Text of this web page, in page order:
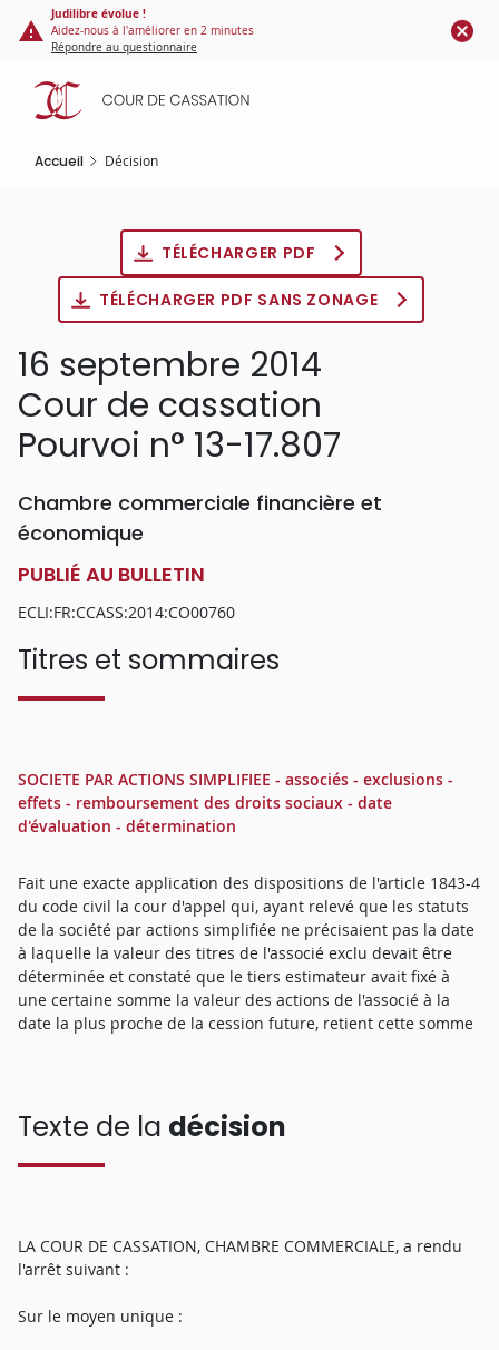
Panneau de gestion des cookies
contenu
principal
Judilibre évolue !
Aidez-nous à l'améliorer en 2 minutes
Répondre au questionnaire
Accueil Décision
TÉLÉCHARGER PDF
TÉLÉCHARGER PDF SANS ZONAGE
16 septembre 2014
Cour de cassation
Pourvoi n° 13-17.807
Chambre commerciale financière et
économique
PUBLIÉ AU BULLETIN
ECLI:FR:CCASS:2014:CO00760
Titres et sommaires
SOCIETE PAR ACTIONS SIMPLIFIEE - associés - exclusions -
effets - remboursement des droits sociaux - date
d'évaluation - détermination
Fait une exacte application des dispositions de l'article 1843-4
du code civil la cour d'appel qui, ayant relevé que les statuts
de la société par actions simplifiée ne précisaient pas la date
à laquelle la valeur des titres de l'associé exclu devait être
déterminée et constaté que le tiers estimateur avait fixé à
une certaine somme la valeur des actions de l'associé à la
date la plus proche de la cession future, retient cette somme
Texte de la décision
LA COUR DE CASSATION, CHAMBRE COMMERCIALE, a rendu
l'arrêt suivant :
Sur le moyen unique :